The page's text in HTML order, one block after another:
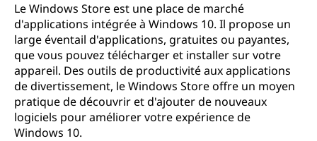
Le Windows Store est une place de marché
d'applications intégrée à Windows 10. Il propose un
large éventail d'applications, gratuites ou payantes,
que vous pouvez télécharger et installer sur votre
appareil. Des outils de productivité aux applications
de divertissement, le Windows Store offre un moyen
pratique de découvrir et d'ajouter de nouveaux
logiciels pour améliorer votre expérience de
Windows 10.